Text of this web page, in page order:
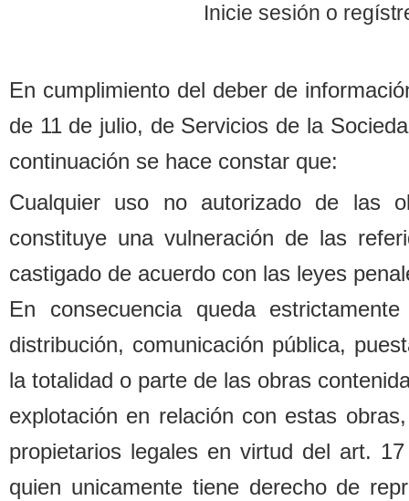
Inicie sesión o
En cumplimiento del deber de
de 11 de julio, de Servicios de la
continuación se hace constar que:
Cualquier uso no autorizado de las o
constituye una vulneración de las
castigado de acuerdo con las leyes
En consecuencia queda
distribución, comunicación pública,
la totalidad o parte de las obras
explotación en relación con estas ob
propietarios legales en virtud del art.
quien unicamente tiene derecho de